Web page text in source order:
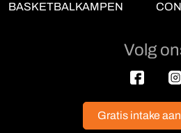
BASKETBALKAMPEN
Volg
Gratis intake